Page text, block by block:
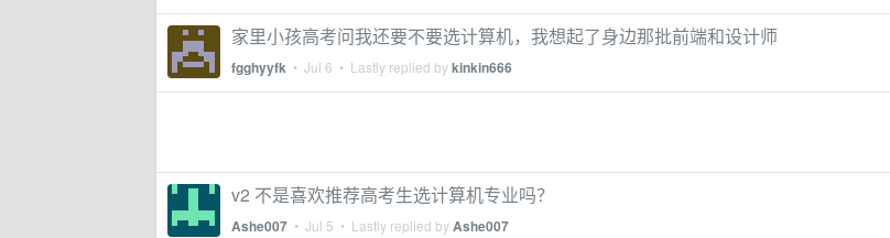
家里小孩高考问我还要不要选计算机，我想起了身边那批前端和设计师
fgghyyfk • Jul 6 • Lastly replied bykinkin666
v2 不是喜欢推荐高考生选计算机专业吗？
Ashe007 • Jul 5 • Lastly replied byAshe007